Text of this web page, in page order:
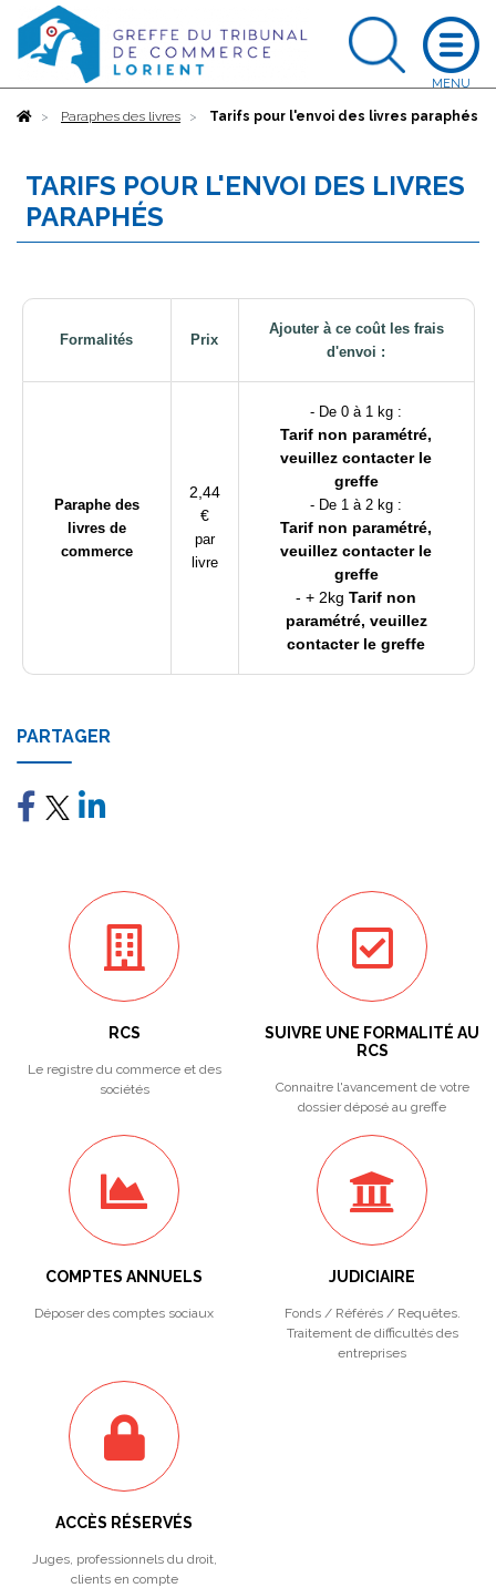
AccueilParaphes des livres Tarifs pour l'envoi des livres paraphés
TARIFS POUR L'ENVOI DES LIVRES
PARAPHÉS
Formalités Prix
Ajouter à ce coût les frais
d'envoi :
Paraphe des
livres de
commerce
2,44
€
par
livre
- De 0 à 1 kg :
Tarif non paramétré,
veuillez contacter le
greffe
- De 1 à 2 kg :
Tarif non paramétré,
veuillez contacter le
greffe
- + 2kg Tarif non
paramétré, veuillez
contacter le greffe
PARTAGER
RCS
Le registre du commerce et des
sociétés
SUIVRE UNE FORMALITÉ AU
RCS
Connaitre l'avancement de votre
dossier déposé au greffe
COMPTES ANNUELS
Déposer des comptes sociaux
JUDICIAIRE
Fonds / Référés / Requêtes.
Traitement de difficultés des
entreprises
ACCÈS RÉSERVÉS
Juges, professionnels du droit,
clients en compte